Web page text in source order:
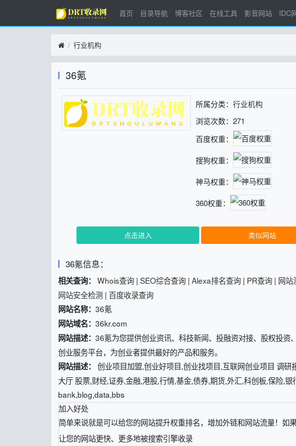
首页 目录导航 博客社区 在线工具 影音网站 IDC
行业机构
36氪
所属分类： 行业机构
浏览次数：271
百度权重：
搜狗权重：
神马权重：
360权重：
点击进入 类似网站
36氪信息：
相关查询： Whois查询 | SEO综合查询 | Alexa排名查询 | PR查询 | 网站
网站安全检测 | 百度收录查询
网站名称： 36氪
网站域名： 36kr.com
网站描述： 36氪为您提供创业资讯、科技新闻、投融资对接、股权投
创业服务平台，为创业者提供最好的产品和服务。
网站描述： 创业项目加盟,创业好项目,创业找项目,互联网创业项目 调
大厅 股票,财经,证券,金融,港股,行情,基金,债券,期货,外汇,科创板,保险,
bank,blog,data,bbs
加入好处
简单来说就是可以给您的网站提升权重排名，增加外链和网站流量！如
让您的网站更快、更多地被搜索引擎收录